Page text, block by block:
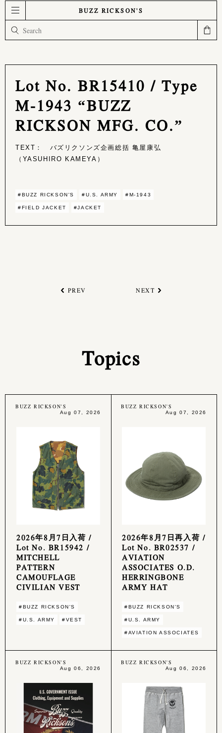
BUZZ RICKSON'S
Lot No. BR15410 / Type
M-1943 “BUZZ
RICKSON MFG. CO.”
TEXT： バズリクソンズ企画総括 亀屋康弘
（YASUHIRO KAMEYA）
#BUZZ RICKSON'S #U.S. ARMY #M-1943
#FIELD JACKET #JACKET
PREV NEXT
Topics
BUZZ RICKSON'S
Aug 07, 2026
2026年8月7日入荷 /
Lot No. BR15942 /
MITCHELL
PATTERN
CAMOUFLAGE
CIVILIAN VEST
#BUZZ RICKSON'S
#U.S. ARMY #VEST
BUZZ RICKSON'S
Aug 07, 2026
2026年8月7日再入荷 /
Lot No. BR02537 /
AVIATION
ASSOCIATES O.D.
HERRINGBONE
ARMY HAT
#BUZZ RICKSON'S
#U.S. ARMY
#AVIATION ASSOCIATES
BUZZ RICKSON'S
Aug 06, 2026
BUZZ RICKSON'S
Aug 06, 2026